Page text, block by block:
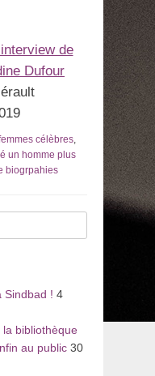
de
Dufour
célèbres,
un homme plus
biogrpahies
Sindbad ! 4
bibliothèque
au public 30